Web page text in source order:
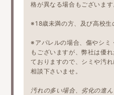
格が異なる場合もございます
※18歳未満の方、及び高校生
※アパレルの場合、傷やシミ
もございますが、弊社は優
ておりますので、シミや汚
相談下さいませ。
汚れの多い場合、劣化の進